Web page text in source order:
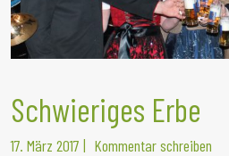
Schwieriges Erbe
17. März 2017 | Kommentar schreiben